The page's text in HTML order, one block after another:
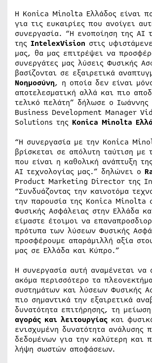
Η Konica Minolta Ελλάδος είναι
για τις ευκαιρίες που ανοίγει
συνεργασία. “Η ενοποίηση της ΑΙ
της IntelexVision στις
μας, θα μας επιτρέψει να
συνεργάτες μας λύσεις Φυσικής
βασίζονται σε εξαιρετικά
Νοημοσύνη, η οποία δεν είναι
αποτελεσματική αλλά και πιο
τελικό πελάτη” δήλωσε ο Ιωάννης
Business Development Manager
Solutions της Konica Minolta
“Η συνεργασία με την Konica
βρίσκεται σε απόλυτη ταύτιση με
που είναι η καθολική ανάπτυξη
ΑΙ τεχνολογίας μας.” δηλώνει ο
Product Marketing Director της
“Συνδυάζοντας την καινοτόμα
την παρουσία της Konica Minolta
Φυσικής Ασφάλειας στην Ελλάδα
είμαστε έτοιμοι να
πρότυπα των λύσεων Φυσικής
προσφέρουμε απαράμιλλή αξία
μας σε Ελλάδα και Κύπρο.”
Η συνεργασία αυτή αναμένεται να
ακόμα περισσότερο τα
συστημάτων και λύσεων Φυσικής
πιο σημαντικά την εξαιρετικά
δυνατότητα επιτήρησης, τη
αγοράς και λειτουργίας και
ενισχυμένη δυνατότητα ανάλυσης
δεδομένων για την καλύτερη και
λήψη σωστών αποφάσεων.